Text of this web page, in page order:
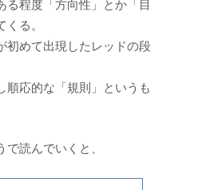
る程度「方向性」とか「目
る。
初めて出現したレッドの段
順応的な「規則」というも
読んでいくと、